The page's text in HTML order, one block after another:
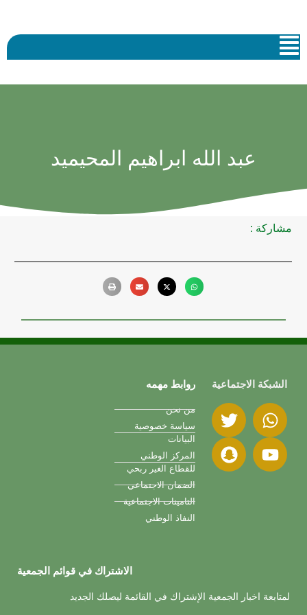
عبد الله ابراهيم المحيميد
مشاركة :
الشبكة الاجتماعية روابط مهمه
من نحن
سياسة خصوصية
البيانات
المركز الوطني
للقطاع الغير ربحي
الضمان الاجتماعي
التامينات الاجتماعية
النفاذ الوطني
الاشتراك في قوائم الجمعية
لمتابعة اخبار الجمعية الإشتراك في القائمة ليصلك الجديد